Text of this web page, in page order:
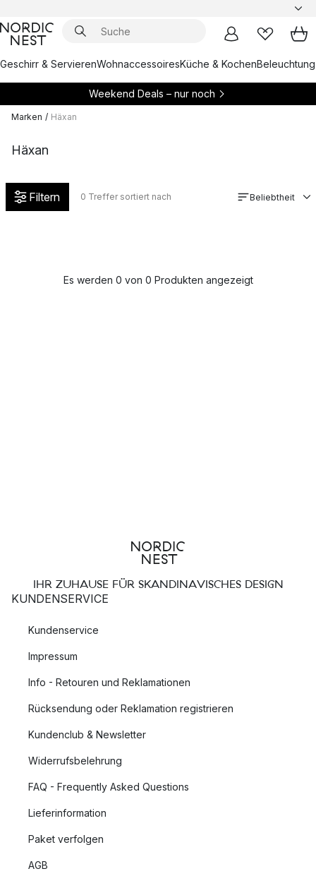
Geschirr & ServierenWohnaccessoiresKüche & KochenBeleuchtung
Weekend Deals – nur noch
Marken / Häxan
Häxan
Filtern 0 Treffer sortiert nach Beliebtheit
Es werden 0 von 0 Produkten angezeigt
IHR ZUHAUSE FÜR SKANDINAVISCHES DESIGN
KUNDENSERVICE
Kundenservice
Impressum
Info - Retouren und Reklamationen
Rücksendung oder Reklamation registrieren
Kundenclub & Newsletter
Widerrufsbelehrung
FAQ - Frequently Asked Questions
Lieferinformation
Paket verfolgen
AGB